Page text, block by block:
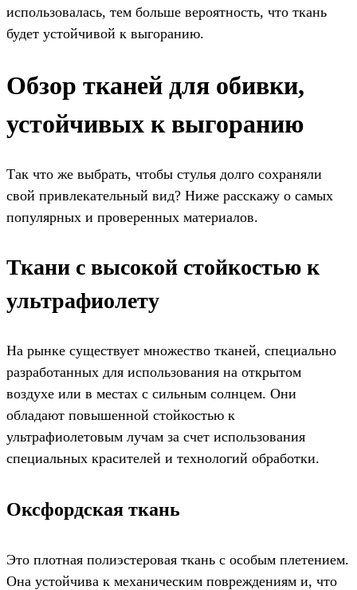
использовалась, тем больше вероятность, что ткань
будет устойчивой к выгоранию.
Обзор тканей для обивки,
устойчивых к выгоранию
Так что же выбрать, чтобы стулья долго сохраняли
свой привлекательный вид? Ниже расскажу о самых
популярных и проверенных материалов.
Ткани с высокой стойкостью к
ультрафиолету
На рынке существует множество тканей, специально
разработанных для использования на открытом
воздухе или в местах с сильным солнцем. Они
обладают повышенной стойкостью к
ультрафиолетовым лучам за счет использования
специальных красителей и технологий обработки.
Оксфордская ткань
Это плотная полиэстеровая ткань с особым плетением.
Она устойчива к механическим повреждениям и, что